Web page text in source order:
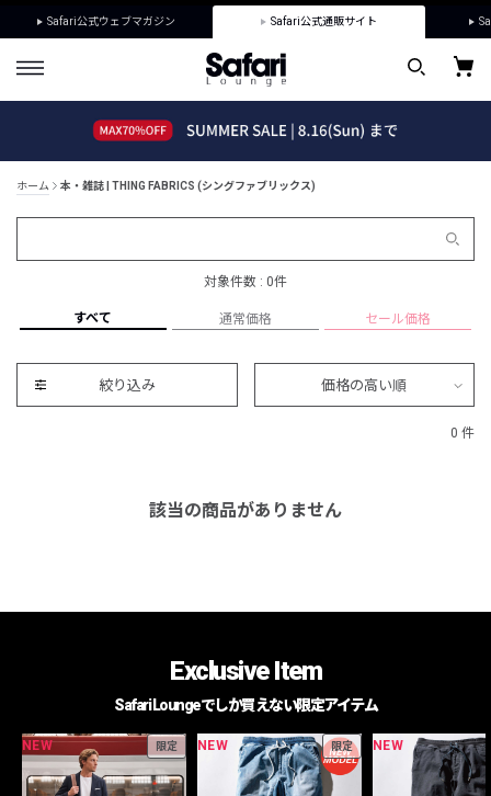
Safari公式ウェブマガジン Safari公式通販サイト
ホーム 本・雑誌 | THING FABRICS (シングファブリックス)
対象件数 : 0件
すべて 通常価格 セール価格
絞り込み 価格の高い順
0 件
該当の商品がありません
Exclusive Item
Safari Loungeでしか買えない限定アイテム
NEW 限定 NEW 限定 NEW